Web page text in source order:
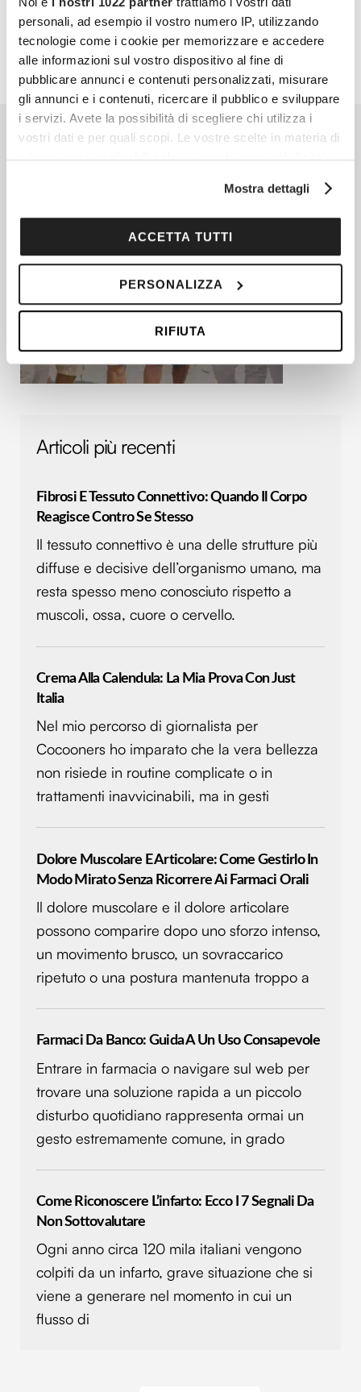
personali, ad esempio il vostro numero IP, utilizzando
tecnologie come i cookie per memorizzare e accedere
alle informazioni sul vostro dispositivo al fine di
pubblicare annunci e contenuti personalizzati, misurare
gli annunci e i contenuti, ricercare il pubblico e sviluppare
i servizi. Avete la possibilità di scegliere chi utilizza i
vostri dati e per quali scopi. Le vostre scelte in materia di
privacy sono applicabili solo su questa proprietà digitale
modificare o revocare il proprio consenso in qualsiasi
momento dalla Dichiarazione sui cookie o facendo clic
sull'icona di attivazione della privacy.
raccogliere informazioni sulla tua posizione
geografica, con un'approssimazione di qualche
Identificare il tuo dispositivo, scansionandolo
attivamente alla ricerca di caratteristiche specifiche
modificare o ritirare il tuo consenso in qualsiasi momento
Utilizziamo i cookie per personalizzare contenuti ed
analizzare il nostro traffico. Condividiamo inoltre
informazioni sul modo in cui utilizzi il nostro sito con i
nostri partner che si occupano di analisi dei dati web,
pubblicità e social media, i quali potrebbero combinarle
raccolto dal tuo utilizzo dei loro servizi.
Mostra dettagli
ACCETTA TUTTI
PERSONALIZZA
RIFIUTA
PARTECIPA ANCHE TU
Articoli più recenti
Fibrosi E Tessuto Connettivo: Quando Il Corpo
Reagisce Contro Se Stesso
Il tessuto connettivo è una delle strutture più
diffuse e decisive dell’organismo umano, ma
resta spesso meno conosciuto rispetto a
muscoli, ossa, cuore o cervello.
Crema Alla Calendula: La Mia Prova Con Just
Italia
Nel mio percorso di giornalista per
Cocooners ho imparato che la vera bellezza
non risiede in routine complicate o in
trattamenti inavvicinabili, ma in gesti
Dolore Muscolare E Articolare: Come Gestirlo In
Modo Mirato Senza Ricorrere Ai Farmaci Orali
Il dolore muscolare e il dolore articolare
possono comparire dopo uno sforzo intenso,
un movimento brusco, un sovraccarico
ripetuto o una postura mantenuta troppo a
Farmaci Da Banco: Guida A Un Uso Consapevole
Entrare in farmacia o navigare sul web per
trovare una soluzione rapida a un piccolo
disturbo quotidiano rappresenta ormai un
gesto estremamente comune, in grado
Come Riconoscere L’infarto: Ecco I 7 Segnali Da
Non Sottovalutare
Ogni anno circa 120 mila italiani vengono
colpiti da un infarto, grave situazione che si
viene a generare nel momento in cui un
flusso di